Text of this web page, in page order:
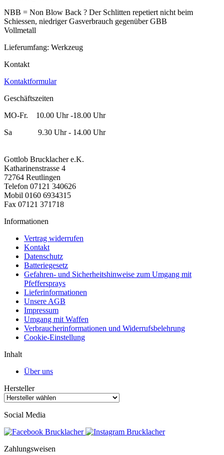
NBB = Non Blow Back ? Der Schlitten repetiert nicht beim
Schiessen, niedriger Gasverbrauch gegenüber GBB
Vollmetall
Lieferumfang: Werkzeug
Kontakt
Kontaktformular
Geschäftszeiten
MO-Fr. 10.00 Uhr -18.00 Uhr
Sa 9.30 Uhr - 14.00 Uhr
Gottlob Brucklacher e.K.
Katharinenstrasse 4
72764 Reutlingen
Telefon 07121 340626
Mobil 0160 6934315
Fax 07121 371718
Informationen
Vertrag widerrufen
Kontakt
Datenschutz
Batteriegesetz
Gefahren- und Sicherheitshinweise zum Umgang mit
Pfeffersprays
Lieferinformationen
Unsere AGB
Impressum
Umgang mit Waffen
Verbraucherinformationen und Widerrufsbelehrung
Cookie-Einstellung
Inhalt
Über uns
Hersteller
Social Media
Zahlungsweisen